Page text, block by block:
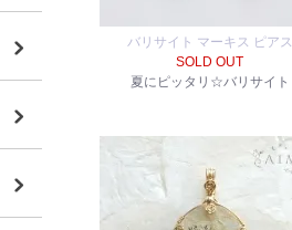
バリサイト マーキス ピアス
SOLD OUT
夏にピッタリ☆バリサイト